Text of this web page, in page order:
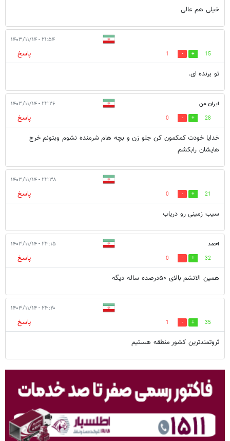
خیلی هم عالی
۲۱:۵۴ - ۱۴۰۳/۱۱/۱۴
15
1
پاسخ
تو برنده ای.
ایران من ۲۲:۲۶ - ۱۴۰۳/۱۱/۱۴
28
0
پاسخ
خدایا خودت کمکمون کن جلو زن و بچه هام شرمنده نشوم وبتونم خرج
هایشان رابکشم
۲۲:۳۸ - ۱۴۰۳/۱۱/۱۴
21
0
پاسخ
سیب زمینی رو دریاب
احمد ۲۳:۱۵ - ۱۴۰۳/۱۱/۱۴
32
0
پاسخ
همین الانشم بالای ۵۰درصده ساله دیگه
۲۳:۲۰ - ۱۴۰۳/۱۱/۱۴
35
1
پاسخ
ثروتمندترین کشور منطقه هستیم